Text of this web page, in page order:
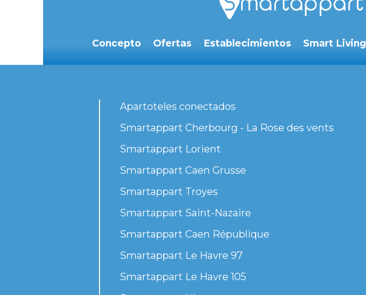
Concepto Ofertas Establecimientos Smart Living
Apartoteles conectados
Smartappart Cherbourg - La Rose des vents
Smartappart Lorient
Smartappart Caen Grusse
Smartappart Troyes
Smartappart Saint-Nazaire
Smartappart Caen République
Smartappart Le Havre 97
Smartappart Le Havre 105